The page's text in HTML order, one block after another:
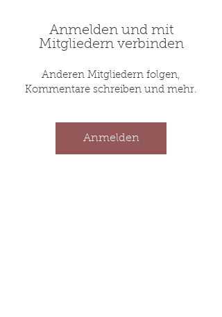
Anmelden und mit
Mitgliedern verbinden
Anderen Mitgliedern folgen,
Kommentare schreiben und mehr.
Anmelden